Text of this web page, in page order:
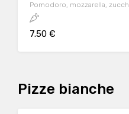
Pomodoro, mozzarella,
7.50 €
Pizze bianche